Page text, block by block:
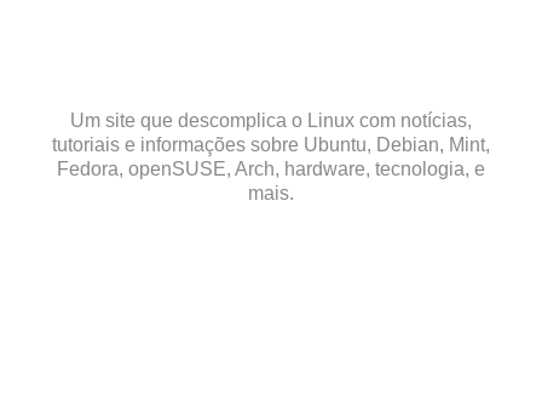
Um site que descomplica o Linux com notícias,
tutoriais e informações sobre Ubuntu, Debian, Mint,
Fedora, openSUSE, Arch, hardware, tecnologia, e
mais.